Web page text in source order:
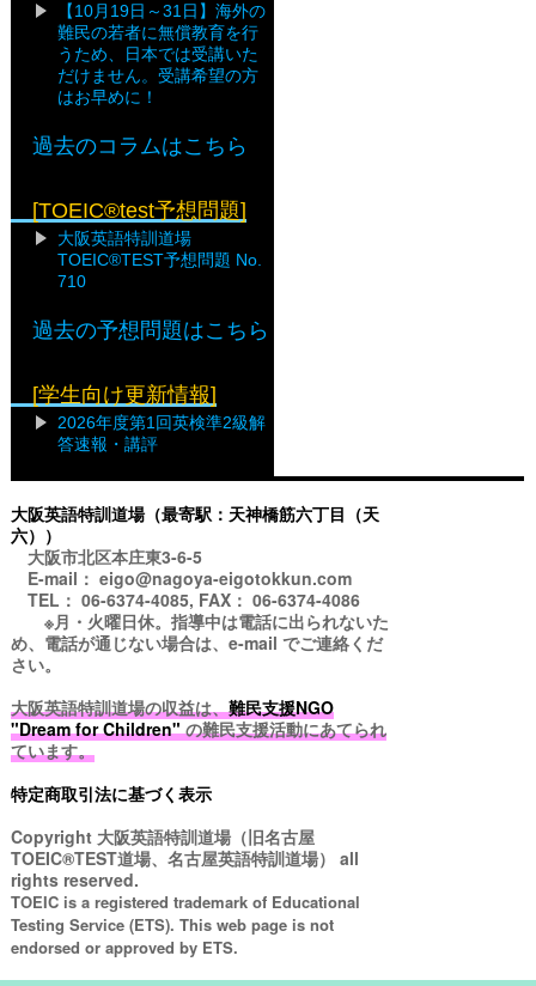
【10月19日～31日】海外の
難民の若者に無償教育を行
うため、日本では受講いた
だけません。受講希望の方
はお早めに！
過去のコラムはこちら
[TOEIC®test予想問題]
大阪英語特訓道場
TOEIC®TEST予想問題 No.
710
過去の予想問題はこちら
[学生向け更新情報]
2026年度第1回英検準2級解
答速報・講評
大阪英語特訓道場（最寄駅：天神橋筋六丁目（天
六））
大阪市北区本庄東3-6-5
E-mail： eigo@nagoya-eigotokkun.com
TEL： 06-6374-4085, FAX： 06-6374-4086
※月・火曜日休。指導中は電話に出られないた
め、電話が通じない場合は、e-mail でご連絡くだ
さい。
大阪英語特訓道場の収益は、難民支援NGO
"Dream for Children"の難民支援活動にあてられ
ています。
特定商取引法に基づく表示
Copyright 大阪英語特訓道場（旧名古屋
TOEIC®TEST道場、名古屋英語特訓道場） all
rights reserved.
TOEIC is a registered trademark of Educational
Testing Service (ETS). This web page is not
endorsed or approved by ETS.